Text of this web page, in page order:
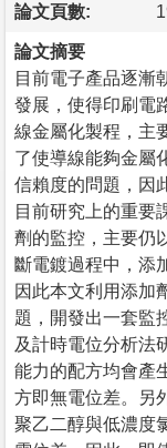
論文頁數:
論文摘要
目前電子產品逐漸
發展，使得印刷電
線金屬化製程，主
了使導線能夠金屬
信賴度的問題，因
目前研究上的重要
劑的監控，主要仍
斷電鍍過程中，添
因此本文利用添加
題，開發出一套監
及計時電位分析法
能力的配方均會產
方即無電位差。另
聚乙二醇與低濃度